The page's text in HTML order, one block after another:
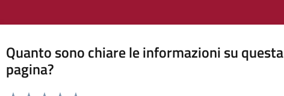
Quanto sono chiare le informazioni su questa
pagina?